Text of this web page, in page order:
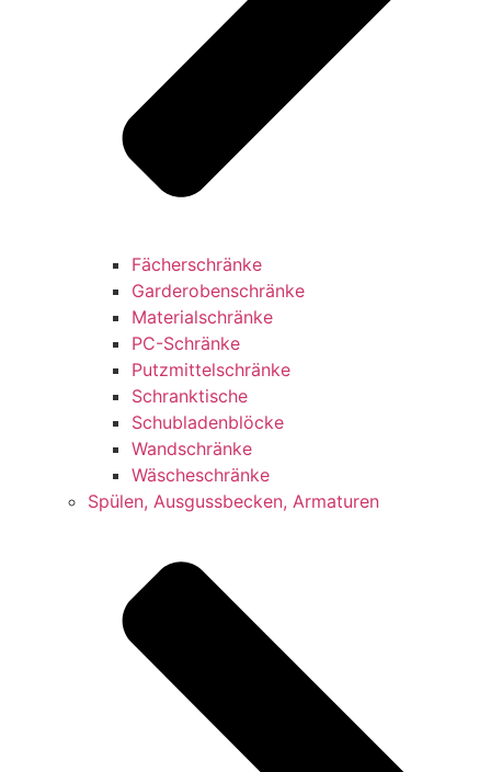
Fächerschränke
Garderobenschränke
Materialschränke
PC-Schränke
Putzmittelschränke
Schranktische
Schubladenblöcke
Wandschränke
Wäscheschränke
Spülen, Ausgussbecken, Armaturen